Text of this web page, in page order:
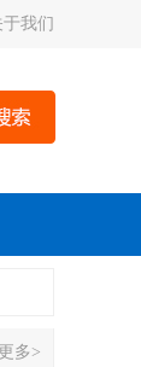
于我们
更多>